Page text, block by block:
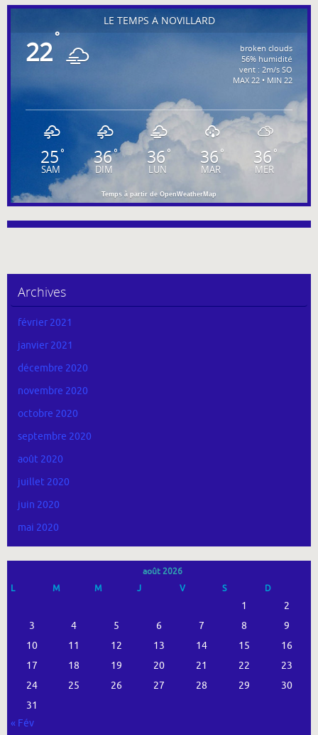
LE TEMPS À NOVILLARD
22°
broken clouds
56% humidité
vent : 2m/s SO
MAX 22 • MIN 22
25°
SAM
36°
DIM
36 °
LUN
36°
MAR
36°
MER
Temps à partir de OpenWeatherMap
Archives
février 2021
janvier 2021
décembre 2020
novembre 2020
octobre 2020
septembre 2020
août 2020
juillet 2020
juin 2020
mai 2020
août 2026
L
M M J V S D
1
2
3
4 5 6 7 8
9
10
11 12 13 14 15
16
17
18 19 20 21 22
23
24
25 26 27 28 29
30
31
« Fév